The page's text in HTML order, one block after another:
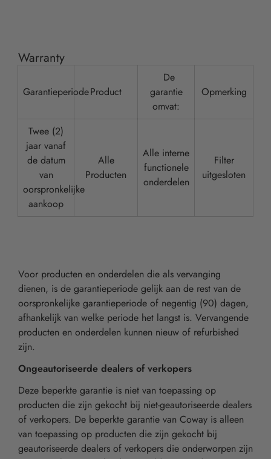
Warranty
GarantieperiodeProduct
De
garantie
omvat:
Opmerking
Twee (2)
jaar vanaf
de datum
van
oorspronkelijke
aankoop
Alle
Producten
Alle interne
functionele
onderdelen
Filter
uitgesloten
Voor producten en onderdelen die als vervanging
dienen, is de garantieperiode gelijk aan de rest van de
oorspronkelijke garantieperiode of negentig (90) dagen,
afhankelijk van welke periode het langst is. Vervangende
producten en onderdelen kunnen nieuw of refurbished
zijn.
Ongeautoriseerde dealers of verkopers
Deze beperkte garantie is niet van toepassing op
producten die zijn gekocht bij niet-geautoriseerde dealers
of verkopers. De beperkte garantie van Coway is alleen
van toepassing op producten die zijn gekocht bij
geautoriseerde dealers of verkopers die onderworpen zijn